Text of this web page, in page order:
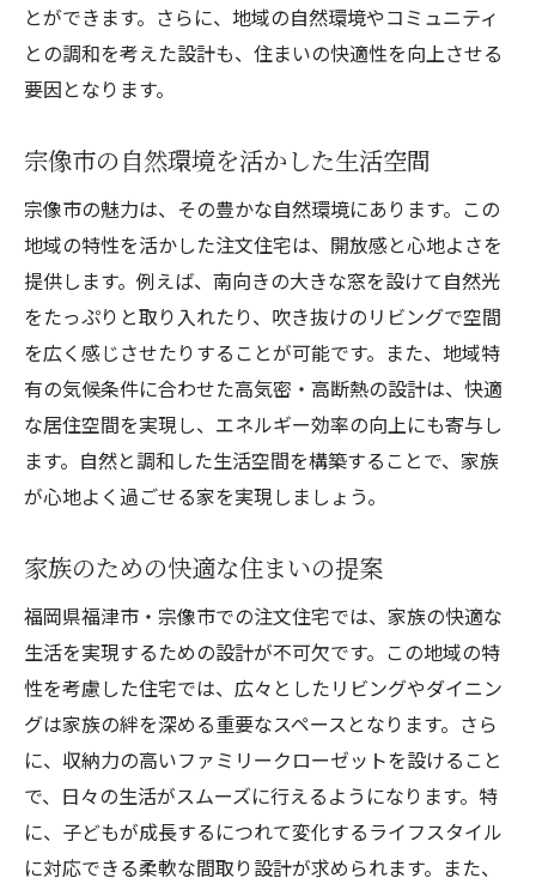
とができます。さらに、地域の自然環境やコミュニティ
との調和を考えた設計も、住まいの快適性を向上させる
要因となります。
宗像市の自然環境を活かした生活空間
宗像市の魅力は、その豊かな自然環境にあります。この
地域の特性を活かした注文住宅は、開放感と心地よさを
提供します。例えば、南向きの大きな窓を設けて自然光
をたっぷりと取り入れたり、吹き抜けのリビングで空間
を広く感じさせたりすることが可能です。また、地域特
有の気候条件に合わせた高気密・高断熱の設計は、快適
な居住空間を実現し、エネルギー効率の向上にも寄与し
ます。自然と調和した生活空間を構築することで、家族
が心地よく過ごせる家を実現しましょう。
家族のための快適な住まいの提案
福岡県福津市・宗像市での注文住宅では、家族の快適な
生活を実現するための設計が不可欠です。この地域の特
性を考慮した住宅では、広々としたリビングやダイニン
グは家族の絆を深める重要なスペースとなります。さら
に、収納力の高いファミリークローゼットを設けること
で、日々の生活がスムーズに行えるようになります。特
に、子どもが成長するにつれて変化するライフスタイル
に対応できる柔軟な間取り設計が求められます。また、